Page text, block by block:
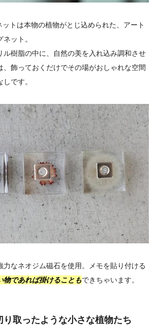
トは本物の植物がとじ込められた、アート
ット。
ル樹脂の中に、自然の美を入れ込み調和させ
、飾っておくだけでその場がおしゃれな空間
です。
力なネオジム磁石を使用。メモを貼り付ける
物であれば掛けることもできちゃいます。
り取ったような小さな植物たち